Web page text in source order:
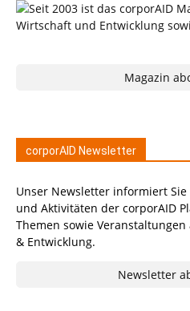
Magazin
corporAID Newsletter
Unser Newsletter informiert
und Aktivitäten der corporAID
Themen sowie
& Entwicklung.
Newsletter